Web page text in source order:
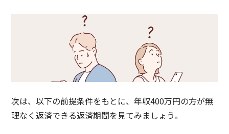
次は、以下の前提条件をもとに、年収400万円の方が無
理なく返済できる返済期間を見てみましょう。